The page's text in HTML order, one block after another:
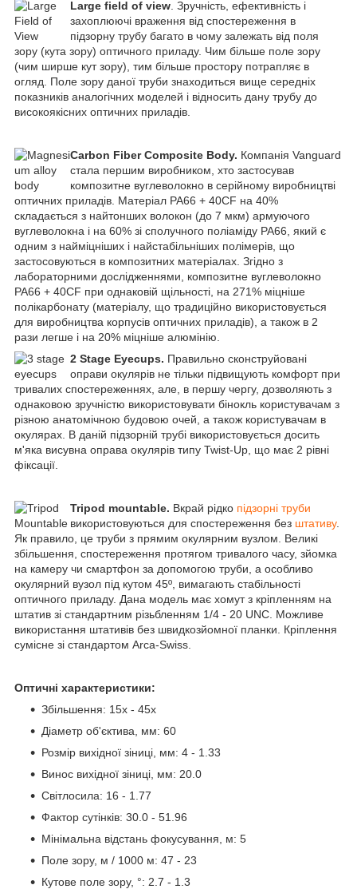
Large field of view . Зручність, ефективність і
захоплюючі враження від спостереження в
підзорну трубу багато в чому залежать від поля
зору (кута зору) оптичного приладу. Чим більше поле зору
(чим ширше кут зору), тим більше простору потрапляє в
огляд. Поле зору даної труби знаходиться вище середніх
показників аналогічних моделей і відносить дану трубу до
високоякісних оптичних приладів.
Carbon Fiber Composite Body. Компанія Vanguard
стала першим виробником, хто застосував
композитне вуглеволокно в серійному виробництві
оптичних приладів. Матеріал PA66 + 40CF на 40%
складається з найтонших волокон (до 7 мкм) армуючого
вуглеволокна і на 60% зі сполучного поліаміду PA66, який є
одним з найміцніших і найстабільніших полімерів, що
застосовуються в композитних матеріалах. Згідно з
лабораторними дослідженнями, композитне вуглеволокно
PA66 + 40CF при однаковій щільності, на 271% міцніше
полікарбонату (матеріалу, що традиційно використовується
для виробництва корпусів оптичних приладів), а також в 2
рази легше і на 20% міцніше алюмінію.
2 Stage Eyecups. Правильно сконструйовані
оправи окулярів не тільки підвищують комфорт при
тривалих спостереженнях, але, в першу чергу, дозволяють з
однаковою зручністю використовувати бінокль користувачам з
різною анатомічною будовою очей, а також користувачам в
окулярах. В даній підзорній трубі використовується досить
м'яка висувна оправа окулярів типу Twist-Up, що має 2 рівні
фіксації.
Tripod mountable. Вкрай рідко підзорні труби
використовуються для спостереження без штативу.
Як правило, це труби з прямим окулярним вузлом. Великі
збільшення, спостереження протягом тривалого часу, зйомка
на камеру чи смартфон за допомогою труби, а особливо
окулярний вузол під кутом 45º, вимагають стабільності
оптичного приладу. Дана модель має хомут з кріпленням на
штатив зі стандартним різьбленням 1/4 - 20 UNC. Можливе
використання штативів без швидкозйомної планки. Кріплення
сумісне зі стандартом Arca-Swiss.
Оптичні характеристики:
Збільшення: 15x - 45x
Діаметр об'єктива, мм: 60
Розмір вихідної зіниці, мм: 4 - 1.33
Винос вихідної зіниці, мм: 20.0
Світлосила: 16 - 1.77
Фактор сутінків: 30.0 - 51.96
Мінімальна відстань фокусування, м: 5
Поле зору, м / 1000 м: 47 - 23
Кутове поле зору, °: 2.7 - 1.3